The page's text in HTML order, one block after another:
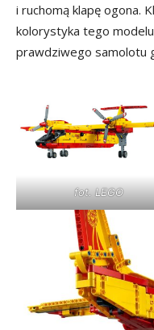
i ruchomą klapę ogona.
kolorystyka tego
prawdziwego samolotu
fot. LEGO